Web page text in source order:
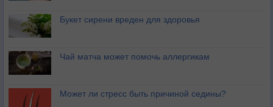
Букет сирени вреден для здоровья
Чай матча может помочь аллергикам
Может ли стресс быть причиной седины?